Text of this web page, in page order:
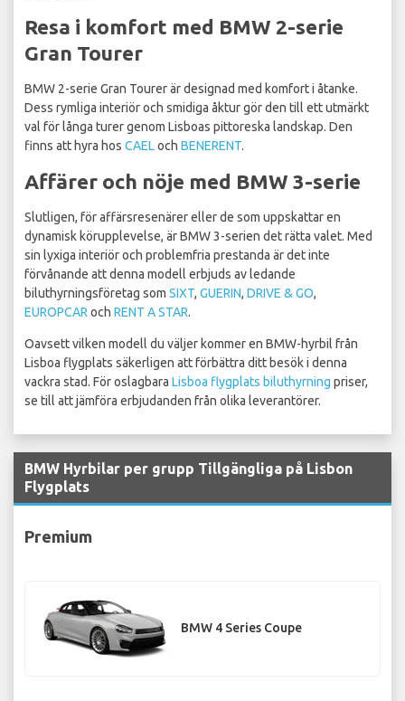
Resa i komfort med BMW 2-serie
Gran Tourer
BMW 2-serie Gran Tourer är designad med komfort i åtanke.
Dess rymliga interiör och smidiga åktur gör den till ett utmärkt
val för långa turer genom Lisboas pittoreska landskap. Den
finns att hyra hos CAELoch BENERENT.
Affärer och nöje med BMW 3-serie
Slutligen, för affärsresenärer eller de som uppskattar en
dynamisk körupplevelse, är BMW 3-serien det rätta valet. Med
sin lyxiga interiör och problemfria prestanda är det inte
förvånande att denna modell erbjuds av ledande
biluthyrningsföretag som SIXT, GUERIN, DRIVE & GO,
EUROPCAR och RENT A STAR.
Oavsett vilken modell du väljer kommer en BMW-hyrbil från
Lisboa flygplats säkerligen att förbättra ditt besök i denna
vackra stad. För oslagbara Lisboa flygplats biluthyrning priser,
se till att jämföra erbjudanden från olika leverantörer.
BMW Hyrbilar per grupp Tillgängliga på Lisbon
Flygplats
Premium
BMW 4 Series Coupe